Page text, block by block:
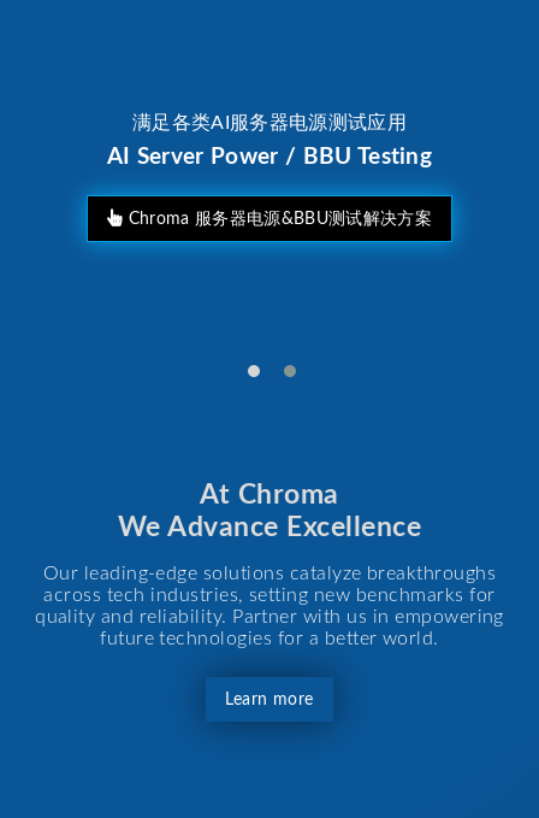
满足各类AI服务器电源测试应用
AI Server Power / BBU Testing
Chroma 服务器电源&BBU测试解决方案
At Chroma
We Advance Excellence
Our leading-edge solutions catalyze breakthroughs
across tech industries, setting new benchmarks for
quality and reliability. Partner with us in empowering
future technologies for a better world.
Learn more